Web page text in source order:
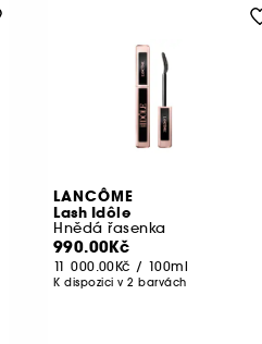
LANCÔME
Lash Idôle
Hnědá řasenka
990.00Kč
11 000.00Kč / 100ml
K dispozici v 2 barvách